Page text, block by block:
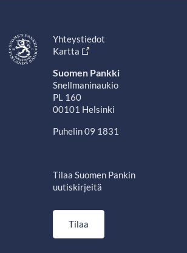
Yhteystiedot
Kartta
Suomen Pankki
Snellmaninaukio
PL 160
00101 Helsinki
Puhelin 09 1831
Tilaa Suomen Pankin
uutiskirjeitä
Tilaa